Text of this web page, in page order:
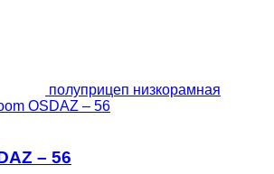
полуприцеп низкорамная
OSDAZ – 56
– 56